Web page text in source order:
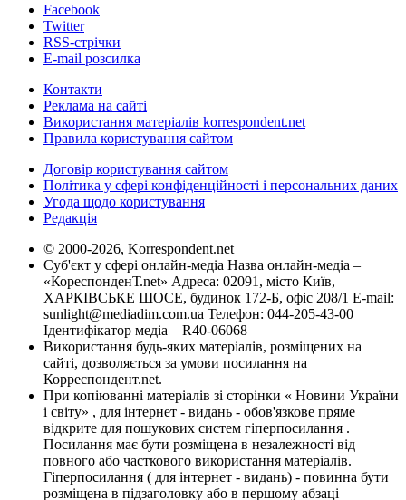
Facebook
Twitter
RSS-стрічки
E-mail розсилка
Контакти
Реклама на сайті
Використання матеріалів korrespondent.net
Правила користування сайтом
Договір користування сайтом
Політика у сфері конфіденційності і персональних даних
Угода щодо користування
Редакція
© 2000-2026, Korrespondent.net
Суб'єкт у сфері онлайн-медіа Назва онлайн-медіа –
«КореспонденТ.net» Адреса: 02091, місто Київ,
ХАРКІВСЬКЕ ШОСЕ, будинок 172-Б, офіс 208/1 E-mail:
sunlight@mediadim.com.ua Телефон: 044-205-43-00
Ідентифікатор медіа – R40-06068
Використання будь-яких матеріалів, розміщених на
сайті, дозволяється за умови посилання на
Корреспондент.net.
При копіюванні матеріалів зі сторінки « Новини України
і світу» , для інтернет - видань - обов'язкове пряме
відкрите для пошукових систем гіперпосилання .
Посилання має бути розміщена в незалежності від
повного або часткового використання матеріалів.
Гіперпосилання ( для інтернет - видань) - повинна бути
розміщена в підзаголовку або в першому абзаці